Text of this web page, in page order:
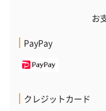
お
PayPay
クレジットカード